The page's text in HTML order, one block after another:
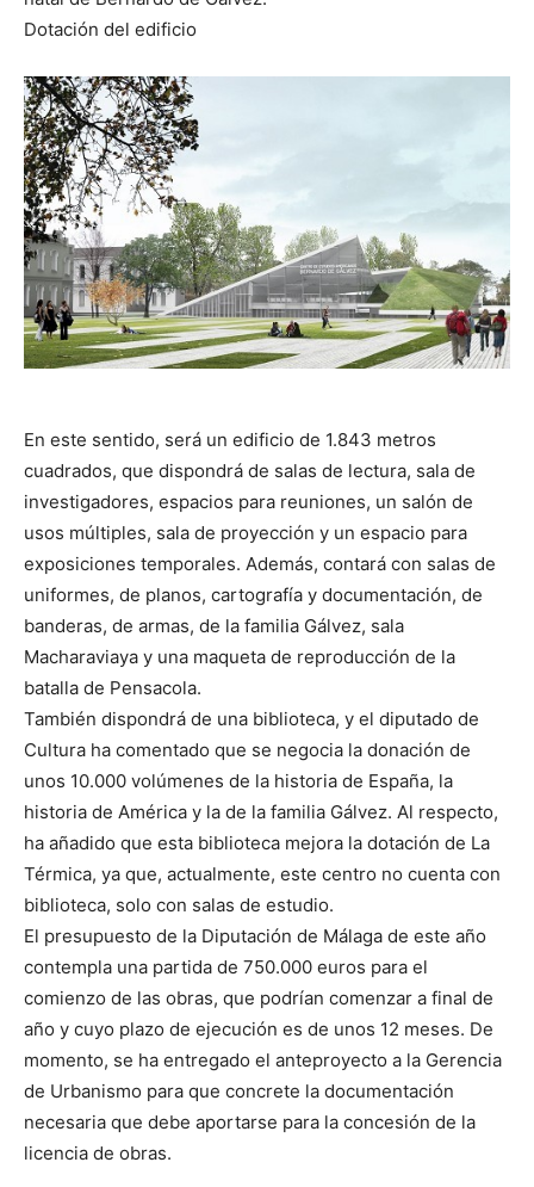
Dotación del edificio
En este sentido, será un edificio de 1.843 metros
cuadrados, que dispondrá de salas de lectura, sala de
investigadores, espacios para reuniones, un salón de
usos múltiples, sala de proyección y un espacio para
exposiciones temporales. Además, contará con salas de
uniformes, de planos, cartografía y documentación, de
banderas, de armas, de la familia Gálvez, sala
Macharaviaya y una maqueta de reproducción de la
batalla de Pensacola.
También dispondrá de una biblioteca, y el diputado de
Cultura ha comentado que se negocia la donación de
unos 10.000 volúmenes de la historia de España, la
historia de América y la de la familia Gálvez. Al respecto,
ha añadido que esta biblioteca mejora la dotación de La
Térmica, ya que, actualmente, este centro no cuenta con
biblioteca, solo con salas de estudio.
El presupuesto de la Diputación de Málaga de este año
contempla una partida de 750.000 euros para el
comienzo de las obras, que podrían comenzar a final de
año y cuyo plazo de ejecución es de unos 12 meses. De
momento, se ha entregado el anteproyecto a la Gerencia
de Urbanismo para que concrete la documentación
necesaria que debe aportarse para la concesión de la
licencia de obras.